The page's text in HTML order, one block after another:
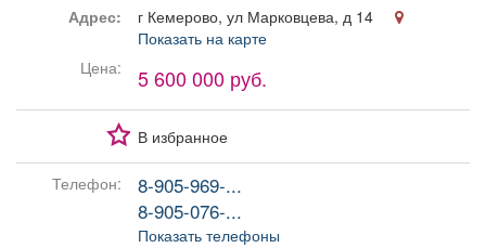
Адрес:
г Кемерово, ул Марковцева, д 14
Показать на карте
Цена:
5 600 000 руб.
В избранное
Телефон:
8-905-969-...
8-905-076-...
Показать телефоны